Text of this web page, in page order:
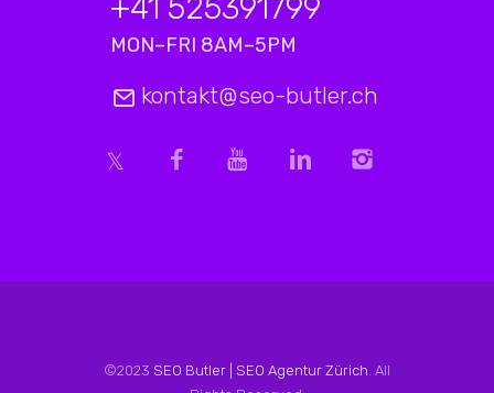
+41 525391799
MON–FRI 8AM–5PM
kontakt@seo-butler.ch
©2023 SEO Butler | SEO Agentur Zürich. All